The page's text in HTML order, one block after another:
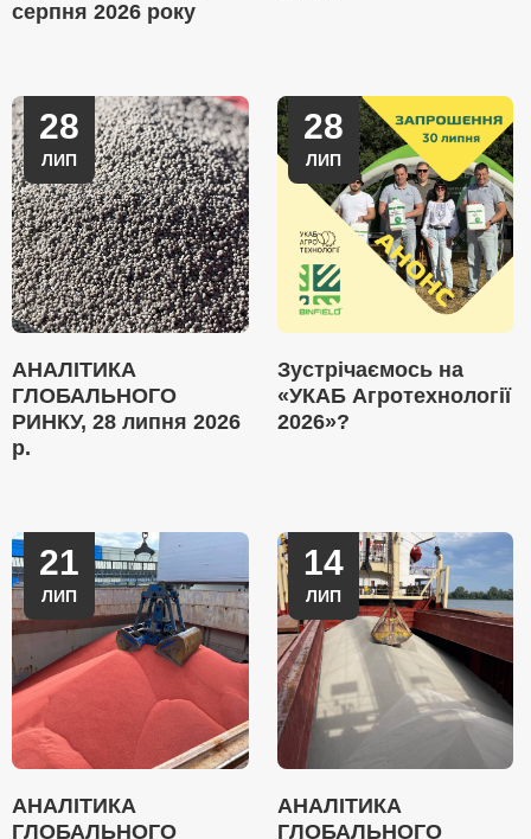
серпня 2026 року
28
ЛИП
АНАЛІТИКА
ГЛОБАЛЬНОГО
РИНКУ, 28 липня 2026
р.
28
ЛИП
Зустрічаємось на
«УКАБ Агротехнології
2026»?
21
ЛИП
АНАЛІТИКА
ГЛОБАЛЬНОГО
14
ЛИП
АНАЛІТИКА
ГЛОБАЛЬНОГО